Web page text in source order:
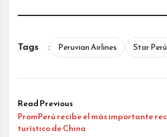
Tags : Peruvian Airlines Star Perú
Read Previous
PromPerú recibe el más importante
turístico de China